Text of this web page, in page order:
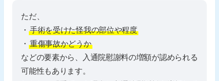
ただ、
・ 手術を受けた怪我の部位や程度
・ 重傷事故かどうか
などの要素から、入通院慰謝料の増額が認められる
可能性もあります。